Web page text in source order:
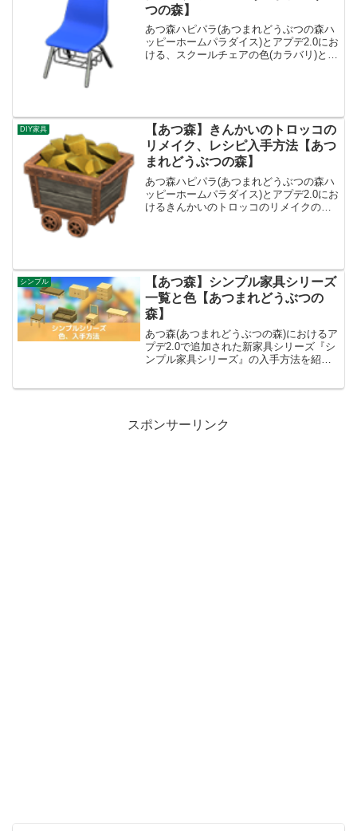
つの森】
あつ森ハピパラ(あつまれどうぶつの森ハ
ッピーホームパラダイス)とアプデ2.0にお
ける、スクールチェアの色(カラバリ)とリ
DIY家具
【あつ森】きんかいのトロッコの
リメイク、レシピ入手方法【あつ
まれどうぶつの森】
あつ森ハピパラ(あつまれどうぶつの森ハ
ッピーホームパラダイス)とアプデ2.0にお
けるきんかいのトロッコのリメイクの種
シンプル
【あつ森】シンプル家具シリーズ
一覧と色【あつまれどうぶつの
森】
あつ森(あつまれどうぶつの森)におけるア
プデ2.0で追加された新家具シリーズ『シ
ンプル家具シリーズ』の入手方法を紹介
スポンサーリンク